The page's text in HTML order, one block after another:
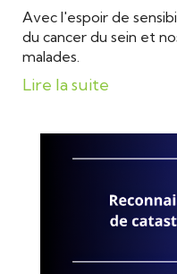
Avec l'espoir de
du cancer du sein et
malades.
Lire la suite